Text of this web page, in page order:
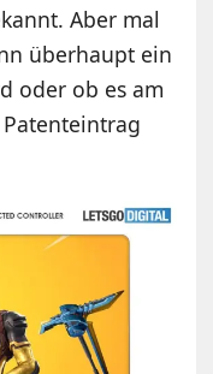
Aber mal
überhaupt ein
oder ob es am